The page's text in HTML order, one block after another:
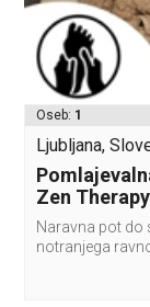
Oseb: 1
Ljubljana,
Zen
Naravna pot do
notranjega